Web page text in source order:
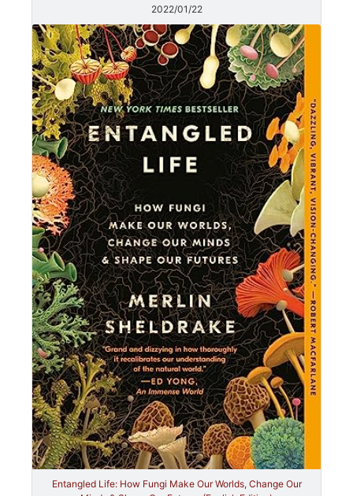
2022/01/22
Entangled Life: How Fungi Make Our Worlds, Change Our